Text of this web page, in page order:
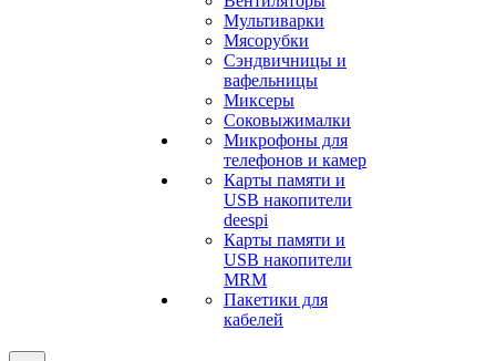
Мультиварки
Мясорубки
Сэндвичницы и
вафельницы
Миксеры
Соковыжималки
Микрофоны для
телефонов и камер
Карты памяти и
USB накопители
deespi
Карты памяти и
USB накопители
MRM
Пакетики для
кабелей